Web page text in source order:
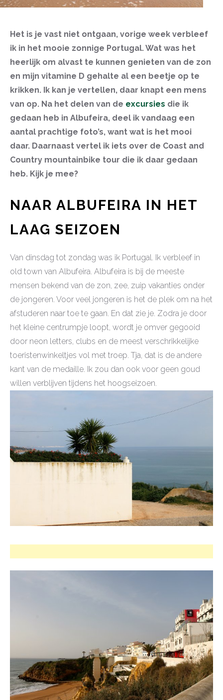
Het is je vast niet ontgaan, vorige week verbleef
ik in het mooie zonnige Portugal. Wat was het
heerlijk om alvast te kunnen genieten van de zon
en mijn vitamine D gehalte al een beetje op te
krikken. Ik kan je vertellen, daar knapt een mens
van op. Na het delen van de excursies die ik
gedaan heb in Albufeira, deel ik vandaag een
aantal prachtige foto’s, want wat is het mooi
daar. Daarnaast vertel ik iets over de Coast and
Country mountainbike tour die ik daar gedaan
heb. Kijk je mee?
NAAR ALBUFEIRA IN HET
LAAG SEIZOEN
Van dinsdag tot zondag was ik Portugal. Ik verbleef in
old town van Albufeira. Albufeira is bij de meeste
mensen bekend van de zon, zee, zuip vakanties onder
de jongeren. Voor veel jongeren is het de plek om na het
afstuderen naar toe te gaan. En dat zie je. Zodra je door
het kleine centrumpje loopt, wordt je omver gegooid
door neon letters, clubs en de meest verschrikkelijke
toeristenwinkeltjes vol met troep. Tja, dat is de andere
kant van de medaille. Ik zou dan ook voor geen goud
willen verblijven tijdens het hoogseizoen.